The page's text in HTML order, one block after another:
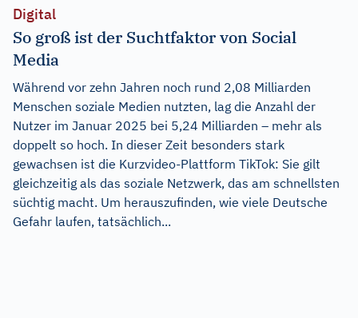
Digital
So groß ist der Suchtfaktor von Social
Media
Während vor zehn Jahren noch rund 2,08 Milliarden
Menschen soziale Medien nutzten, lag die Anzahl der
Nutzer im Januar 2025 bei 5,24 Milliarden – mehr als
doppelt so hoch. In dieser Zeit besonders stark
gewachsen ist die Kurzvideo-Plattform TikTok: Sie gilt
gleichzeitig als das soziale Netzwerk, das am schnellsten
süchtig macht. Um herauszufinden, wie viele Deutsche
Gefahr laufen, tatsächlich...